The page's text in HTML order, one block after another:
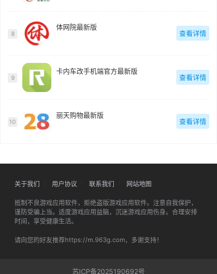
8
体网院最新版
查看详情
9
卡内车改手机端官方最新版
查看详情
10
丽天购物最新版
查看详情
关于我们 用户协议 联系我们 网站地图
抵制不良游戏应用软件，拒绝盗版游戏应用软件。注意自我保护，
谨防受骗上当。适度游戏应用益脑，沉迷游戏应用伤身。合理安排
时间，享受健康生活。
请向您的好友推荐https://m.963g.com，多谢支持！
苏ICP备2025190692号